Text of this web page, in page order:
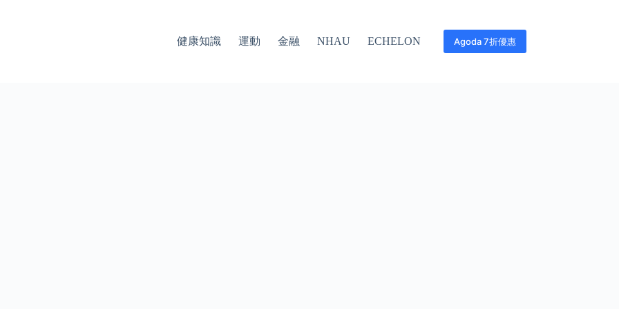
健康知識 運動 金融 NHAU ECHELON Agoda 7折優惠